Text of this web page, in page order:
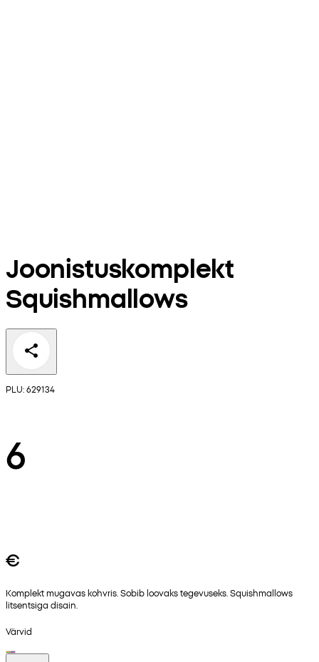
Joonistuskomplekt
Squishmallows
PLU: 629134
6
€
Komplekt mugavas kohvris. Sobib loovaks tegevuseks. Squishmallows
litsentsiga disain.
Värvid